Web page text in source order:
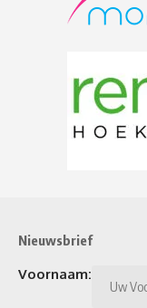
Nieuwsbrief
Voornaam: